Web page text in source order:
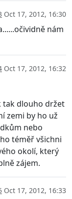
Oct 17, 2012, 16:30
nám
Oct 17, 2012, 16:32
tak dlouho držet
zemi by ho už
nebo
téměř všichni
okolí, který
zájem.
Oct 17, 2012, 16:33